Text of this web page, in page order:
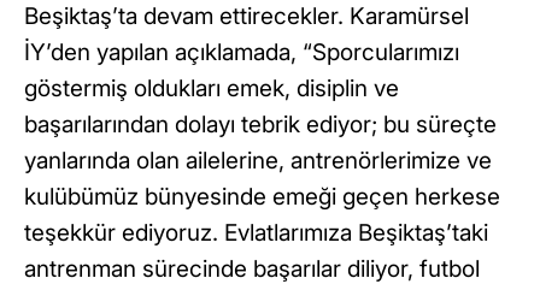
Beşiktaş’ta devam ettirecekler. Karamürsel
İY’den yapılan açıklamada, “Sporcularımızı
göstermiş oldukları emek, disiplin ve
başarılarından dolayı tebrik ediyor; bu süreçte
yanlarında olan ailelerine, antrenörlerimize ve
kulübümüz bünyesinde emeği geçen herkese
teşekkür ediyoruz. Evlatlarımıza Beşiktaş’taki
antrenman sürecinde başarılar diliyor, futbol